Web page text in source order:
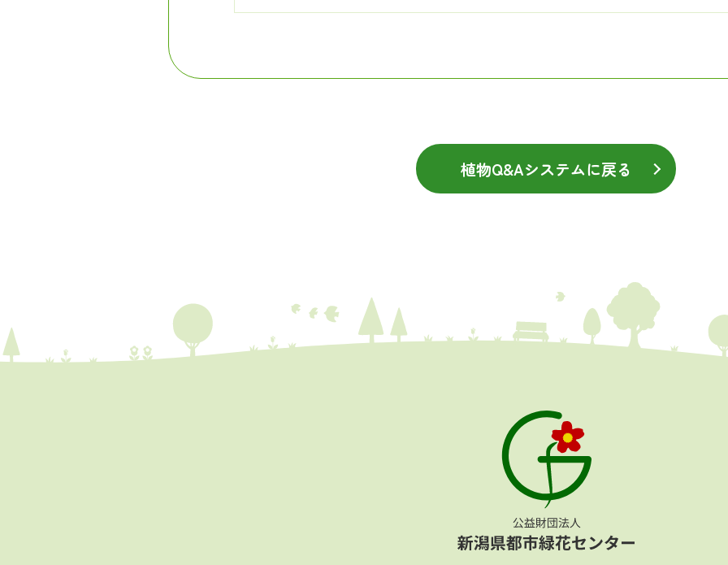
植物Q&Aシステムに戻る